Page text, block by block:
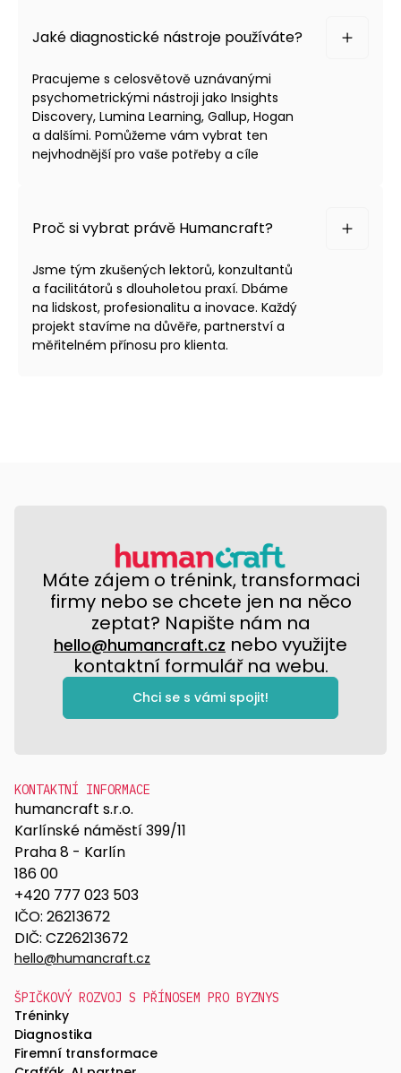
Jaké diagnostické nástroje používáte?
Pracujeme s celosvětově uznávanými
psychometrickými nástroji jako Insights
Discovery, Lumina Learning, Gallup, Hogan
a dalšími. Pomůžeme vám vybrat ten
nejvhodnější pro vaše potřeby a cíle
Proč si vybrat právě Humancraft?
Jsme tým zkušených lektorů, konzultantů
a facilitátorů s dlouholetou praxí. Dbáme
na lidskost, profesionalitu a inovace. Každý
projekt stavíme na důvěře, partnerství a
měřitelném přínosu pro klienta.
Máte zájem o trénink, transformaci
firmy nebo se chcete jen na něco
zeptat? Napište nám na
hello@humancraft.cz nebo využijte
kontaktní formulář na webu.
Chci se s vámi spojit!
KONTAKTNÍ INFORMACE
humancraft s.r.o.
Karlínské náměstí 399/11
Praha 8 - Karlín
186 00
+420 777 023 503
IČO: 26213672
DIČ: CZ26213672
hello@humancraft.cz
ŠPIČKOVÝ ROZVOJ S PŘÍNOSEM PRO BYZNYS
Tréninky
Diagnostika
Firemní transformace